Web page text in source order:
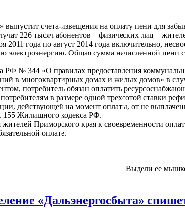
счета-извещения на оплату пени для
226 тысяч абонентов – физических лиц –
2011 года по август 2014 года включительно,
электроэнергию. Общая сумма начисленной пени
РФ № 344 «О правилах предоставления
в многоквартирных домах и жилых домов» в
потребитель обязан оплатить
в размере одной трехсотой ставки
действующей на момент оплаты, от не
155 Жилищного кодекса РФ.
Приморского края к своевременности
оплате.
Выдели ее
«Дальэнергосбыта»